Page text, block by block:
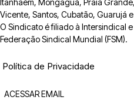
Itanhaém, Mongaguá, Praia
Vicente, Santos, Cubatão, Guarujá
O Sindicato é filiado à Intersindical e
Federação Sindical Mundial (FSM).
Política de Privacidade
ACESSAR EMAIL